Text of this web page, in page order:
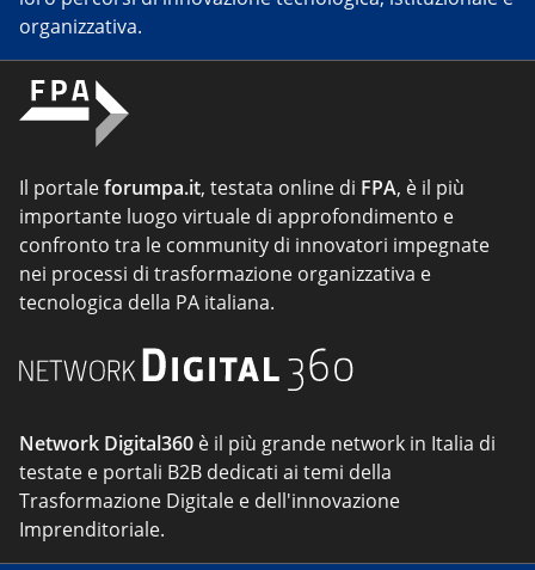
organizzativa.
Il portaleforumpa.it, testata online di FPA, è il più
importante luogo virtuale di approfondimento e
confronto tra le community di innovatori impegnate
nei processi di trasformazione organizzativa e
tecnologica della PA italiana.
Network Digital360 è il più grande network in Italia di
testate e portali B2B dedicati ai temi della
Trasformazione Digitale e dell'innovazione
Imprenditoriale.